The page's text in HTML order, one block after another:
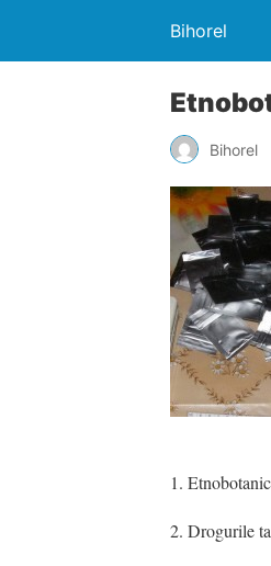
Bihorel
Bihorel
1.
2. Drogurile